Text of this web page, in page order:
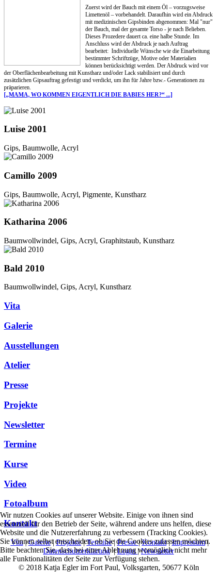
Zuerst wird der Bauch mit einem Öl – vorzugsweise
Limettenöl – vorbehandelt. Daraufhin wird ein Abdruck
mit medizinischen Gipsbinden abgenommen: Mal "nur"
der Bauch, mal der gesamte Torso - je nach Belieben.
Dieses Prozedere dauert ca. eine halbe Stunde. Im
Anschluss wird der Abdruck je nach Auftrag
bearbeitet: Individuelle Wünsche wie die Einarbeitung
bestimmter Schriftzüge, Motive oder Materialien
können berücksichtigt werden. Der Abdruck wird vor
der Oberflächenbearbeitung mit Kunstharz und/oder Lack stabilisiert und durch
zusätzlichen Gipsauftrag gefestigt und verdickt, um ihn für Jahre bzw.- Generationen zu
präparieren.
[„MAMA, WO KOMMEN EIGENTLICH DIE BABIES HER?“ ...]
Luise 2001
Gips, Baumwolle, Acryl
Camillo 2009
Gips, Baumwolle, Acryl, Pigmente, Kunstharz
Katharina 2006
Baumwollwindel, Gips, Acryl, Graphitstaub, Kunstharz
Bald 2010
Baumwollwindel, Gips, Acryl, Kunstharz
Vita
Galerie
Ausstellungen
Atelier
Presse
Projekte
Newsletter
Termine
Kurse
Video
Fotoalbum
Kontakt
Vita|Galerie|Projekte|Termine|Presse|Kontakt|Impressum|
Datenschutzerklärung|Login |Newsletter
© 2018 Katja Egler im Fort Paul, Volksgarten, 50677 Köln
Wir nutzen Cookies auf unserer Website. Einige von ihnen sind
essenziell für den Betrieb der Seite, während andere uns helfen, diese
Website und die Nutzererfahrung zu verbessern (Tracking Cookies).
Sie können selbst entscheiden, ob Sie die Cookies zulassen möchten.
Bitte beachten Sie, dass bei einer Ablehnung womöglich nicht mehr
alle Funktionalitäten der Seite zur Verfügung stehen.